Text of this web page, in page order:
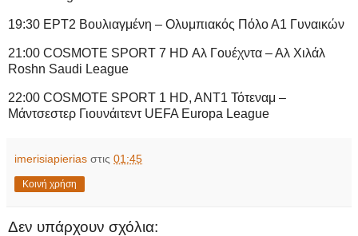
19:30 ΕΡΤ2 Βουλιαγμένη – Ολυμπιακός Πόλο Α1 Γυναικών
21:00 COSMOTE SPORT 7 HD Αλ Γουέχντα – Αλ Χιλάλ
Roshn Saudi League
22:00 COSMOTE SPORT 1 HD, ANT1 Τότεναμ –
Μάντσεστερ Γιουνάιτεντ UEFA Europa League
imerisiapierias στις 01:45
Κοινή χρήση
Δεν υπάρχουν σχόλια: